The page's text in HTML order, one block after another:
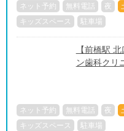
ネット予約 無料電話 夜
キッズスペース
駐車場
【前橋駅
ン歯科ク
ネット予約 無料電話 夜
キッズスペース
駐車場